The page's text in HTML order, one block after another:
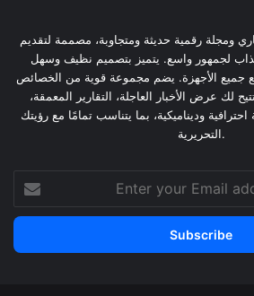
إخباري ومجلة رقمية حديثة ومتجاوبة، مصممة لتقديم
لجمهور واسع. يتميز بتصميم نظيف وسهل
جميع الأجهزة. يضم مجموعة قوية من الخصائص
لك عرض الأخبار العاجلة، التقارير المعمقة،
وديناميكية، بما يتناسب تمامًا مع رؤيتك
التحريرية.
your
Email